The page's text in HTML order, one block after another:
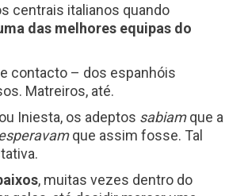
centrais italianos quando
das melhores equipas do
contacto – dos espanhóis
Matreiros, até.
Iniesta, os adeptos sabiamque a
que assim fosse. Tal
, muitas vezes dentro do